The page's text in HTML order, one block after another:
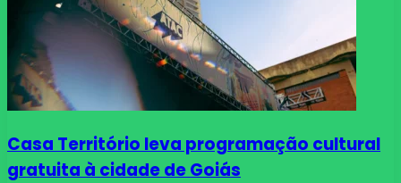
Casa Território leva programação cultural
gratuita à cidade de Goiás